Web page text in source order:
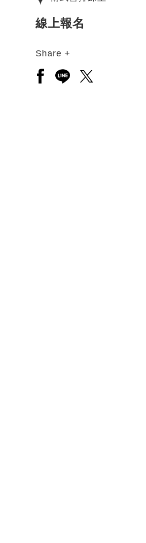
線上報名
Share +
另開新視窗分享至facebook
另開新視窗分享至line
另開新視窗分